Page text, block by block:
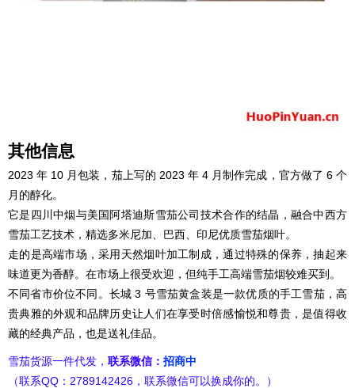
其他信息
2023 年 10 月包装，茄上写的 2023 年 4 月制作完成，官方做了 6 个
月的醇化。
它是四川中烟与美国阿塔迪斯雪茄公司技术合作的结晶，融合中西方
雪茄工艺技术，精选多米尼加、巴西、印尼优质雪茄烟叶。
走的是高端市场，采用天然烟叶加工制成，通过特殊的保养，抽起来
味道更为香醇。在市场上很受欢迎，但纯手工高端雪茄烟较难买到。
不同省市价位不同。长城 3 号雪茄黄盒装是一款优质的手工雪茄，高
贵典雅的外观和品牌历史让人们在享受时倍感愉悦和尊贵，是值得收
藏的经典产品，也是送礼佳品。
雪茄货源一件代发， 联系微信： 招商中
（联系QQ：2789142426，联系微信可以换成你的。）